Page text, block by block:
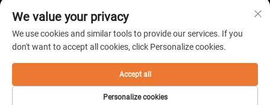
Copyright © 2026 Çin Taizhou HarsMarg Elektromexaniki Şirkəti Ltd. Bütün
hüquqlar qorunur. - Gizlilik Siyasəti
We value your privacy
We use cookies and similar tools to provide our services. If you
don't want to accept all cookies, click Personalize cookies.
Personalize cookies
Accept all